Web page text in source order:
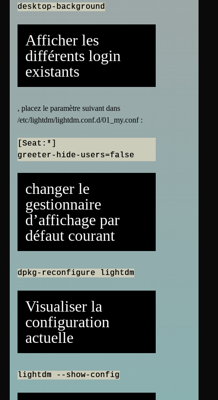
desktop-background
Afficher les
différents login
existants
, placez le paramètre suivant dans
/etc/lightdm/lightdm.conf.d/01_my.conf :
[Seat:*]
changer le
gestionnaire
d’affichage par
défaut courant
dpkg-reconfigure lightdm
Visualiser la
configuration
actuelle
lightdm --show-config